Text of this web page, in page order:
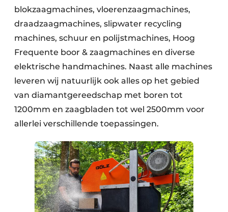
blokzaagmachines, vloerenzaagmachines,
draadzaagmachines, slipwater recycling
machines, schuur en polijstmachines, Hoog
Frequente boor & zaagmachines en diverse
elektrische handmachines. Naast alle machines
leveren wij natuurlijk ook alles op het gebied
van diamantgereedschap met boren tot
1200mm en zaagbladen tot wel 2500mm voor
allerlei verschillende toepassingen.